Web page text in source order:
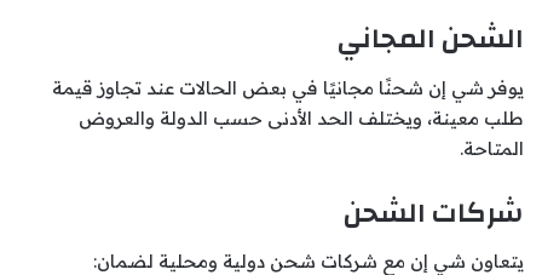
الشحن المجاني
يوفر شي إن شحنًا مجانيًا في بعض الحالات عند تجاوز قيمة
طلب معينة، ويختلف الحد الأدنى حسب الدولة والعروض
المتاحة.
شركات الشحن
يتعاون شي إن مع شركات شحن دولية ومحلية لضمان: